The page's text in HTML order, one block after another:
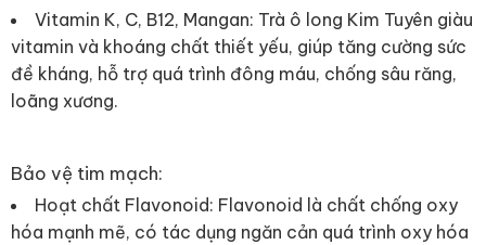
Vitamin K, C, B12, Mangan: Trà ô long Kim Tuyên giàu
vitamin và khoáng chất thiết yếu, giúp tăng cường sức
đề kháng, hỗ trợ quá trình đông máu, chống sâu răng,
loãng xương.
Bảo vệ tim mạch:
Hoạt chất Flavonoid: Flavonoid là chất chống oxy
hóa mạnh mẽ, có tác dụng ngăn cản quá trình oxy hóa